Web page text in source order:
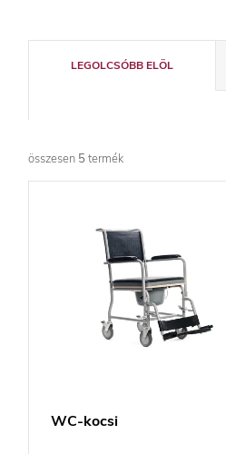
e
r
m
LEGOLCSÓBB ELÖL
összesen 5 termék
WC-kocsi